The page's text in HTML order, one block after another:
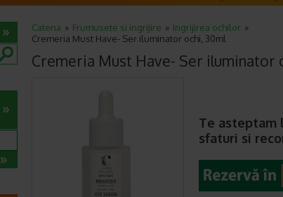
Catena Frumusete si ingrijire
Ingrijirea ochilor
Cremeria Must Have- Ser iluminator ochi, 30ml
Cremeria Must Have- Ser iluminator
Te asteptam
sfaturi si